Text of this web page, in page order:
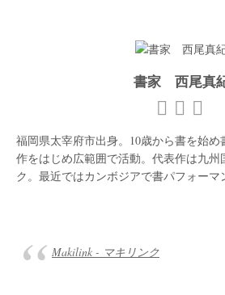
書家 西尾真
福岡県太宰府市出身。10歳から書を始
作をはじめ広範囲で活動。代表作は九
ク。最近ではカンボジアで書パフォーマ
Makilink - マキリンク